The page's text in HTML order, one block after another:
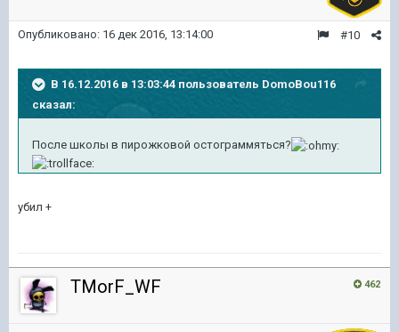
#10
Опубликовано: 16 дек 2016, 13:14:00
В 16.12.2016 в 13:03:44 пользователь DomoBou116
сказал:
После школы в пирожковой остограммяться?
убил +
462
TMorF_WF